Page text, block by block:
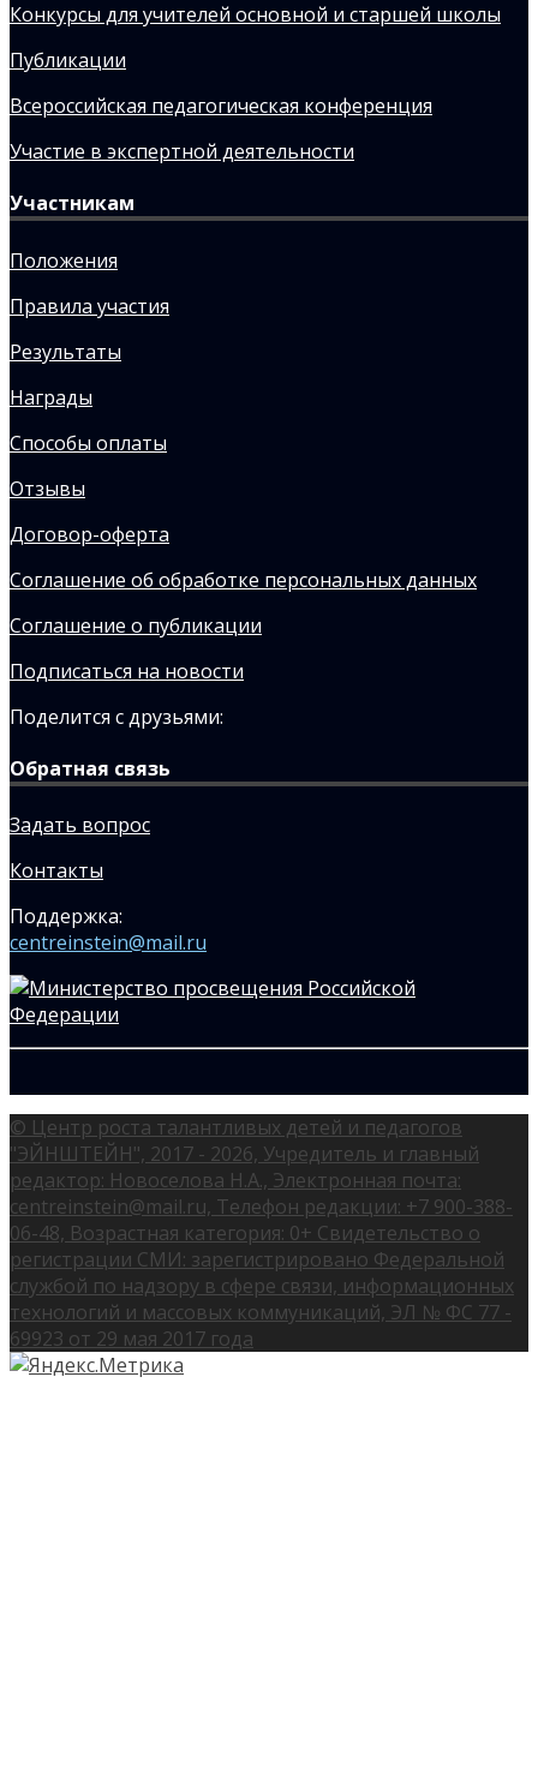
Конкурсы для учителей основной и старшей школы
Публикации
Всероссийская педагогическая конференция
Участие в экспертной деятельности
Участникам
Положения
Правила участия
Результаты
Награды
Способы оплаты
Отзывы
Договор-оферта
Соглашение об обработке персональных данных
Соглашение о публикации
Подписаться на новости
Поделится с друзьями:
Обратная связь
Задать вопрос
Контакты
Поддержка:
centreinstein@mail.ru
© Центр роста талантливых детей и педагогов
"ЭЙНШТЕЙН", 2017 - 2026, Учредитель и главный
редактор: Новоселова Н.А., Электронная почта:
centreinstein@mail.ru, Телефон редакции: +7 900-388-
06-48, Возрастная категория: 0+ Свидетельство о
регистрации СМИ: зарегистрировано Федеральной
службой по надзору в сфере связи, информационных
технологий и массовых коммуникаций, ЭЛ № ФС 77 -
69923 от 29 мая 2017 года